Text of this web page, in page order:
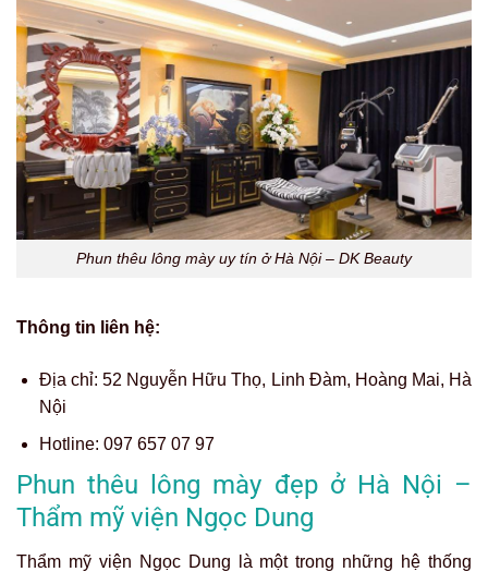
Phun thêu lông mày uy tín ở Hà Nội – DK Beauty
Thông tin liên hệ:
Địa chỉ:52 Nguyễn Hữu Thọ, Linh Đàm, Hoàng Mai, Hà
Nội
Hotline: 097 657 07 97
Phun thêu lông mày đẹp ở Hà Nội –
Thẩm mỹ viện Ngọc Dung
Thẩm mỹ viện Ngọc Dung là một trong những hệ thống